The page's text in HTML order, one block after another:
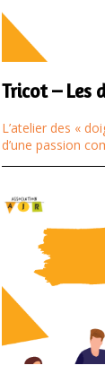
Tricot – Les
L’atelier des «
d’une passion